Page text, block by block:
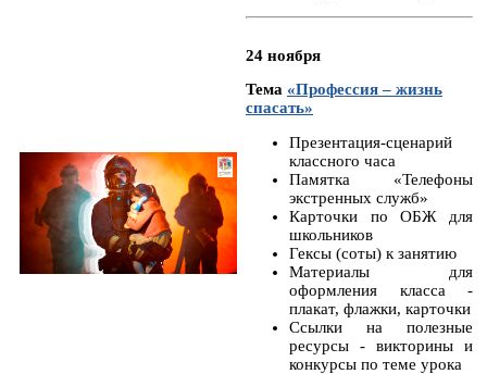
24 ноября
Тема «Профессия – жизнь
спасать»
Презентация-сценарий
классного часа
Памятка «Телефоны
экстренных служб»
Карточки по ОБЖ для
школьников
Гексы (соты) к занятию
Материалы для
оформления класса -
плакат, флажки, карточки
Ссылки на полезные
ресурсы - викторины и
конкурсы по теме урока